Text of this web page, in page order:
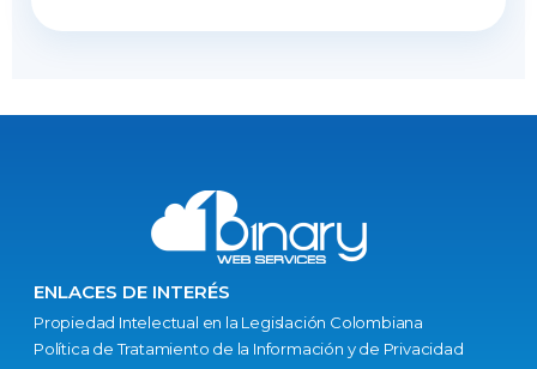
ENLACES DE INTERÉS
Propiedad Intelectual en la Legislación Colombiana
Política de Tratamiento de la Información y de Privacidad